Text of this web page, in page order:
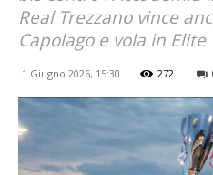
Real Trezzano vince
Capolago e vola in Elite
1 Giugno 2026, 15:30 272